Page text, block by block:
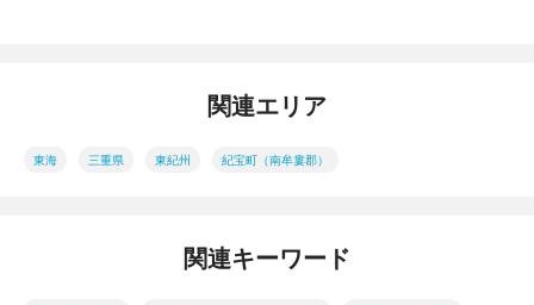
関連エリア
東海 三重県 東紀州 紀宝町（南牟婁郡）
関連キーワード